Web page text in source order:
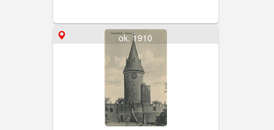
ok. 1910